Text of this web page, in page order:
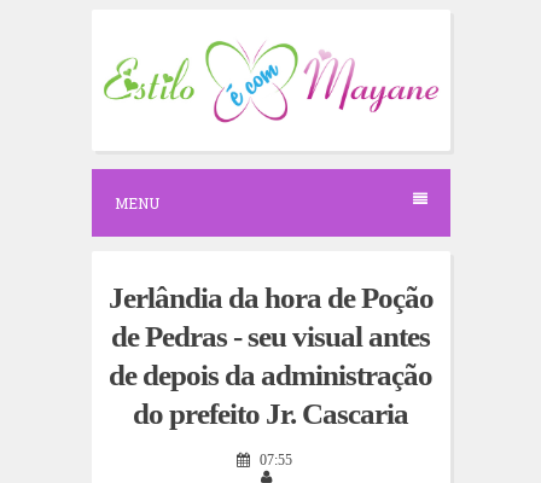
c
o
e
MENU
Jerlândia da hora de Poção
de Pedras - seu visual antes
de depois da administração
do prefeito Jr. Cascaria
07:55